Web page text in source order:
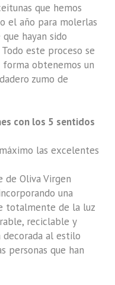
que hemos
el año para molerlas
hayan sido
este proceso se
forma obtenemos un
zumo de
con los 5 sentidos
las excelentes
de Oliva Virgen
una
totalmente de la luz
reciclable y
decorada al estilo
personas que han